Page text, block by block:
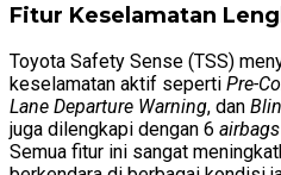
Fitur Keselamatan
Toyota Safety Sense (TSS)
keselamatan aktif seperti Pre-
Lane Departure Warning, dan
juga dilengkapi dengan 6 airbags
Semua fitur ini sangat